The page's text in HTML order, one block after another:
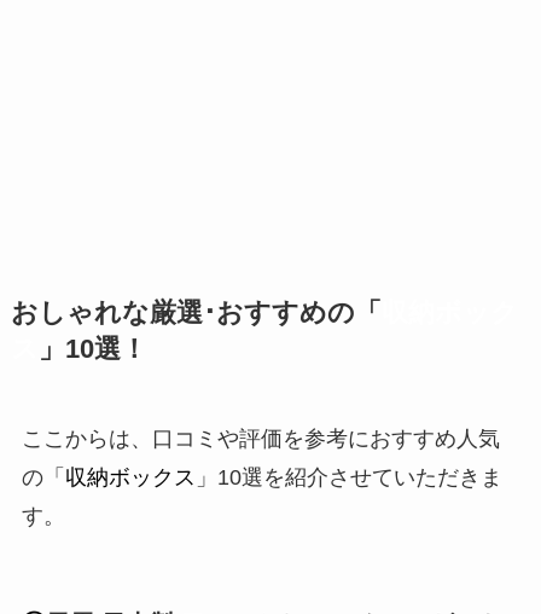
おしゃれな厳選･おすすめの「
」10選！
ここからは、口コミや評価を参考におすすめ人気
の「 収納ボックス 」10選を紹介させていただきま
す。